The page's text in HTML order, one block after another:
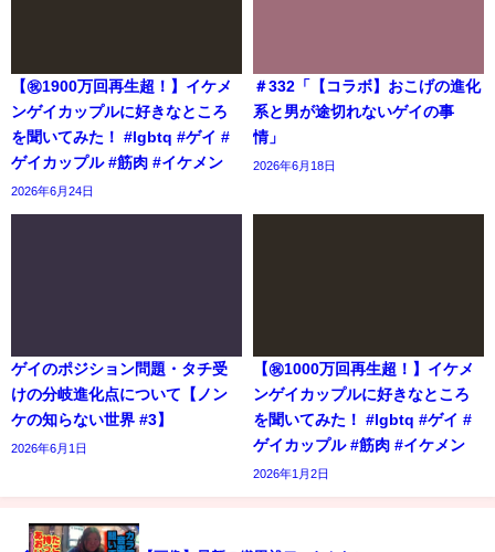
【㊗️1900万回再生超！】イケメ
ンゲイカップルに好きなところ
を聞いてみた！ #lgbtq #ゲイ #
ゲイカップル #筋肉 #イケメン
2026年6月24日
＃332「【コラボ】おこげの進化
系と男が途切れないゲイの事
情」
2026年6月18日
ゲイのポジション問題・タチ受
けの分岐進化点について【ノン
ケの知らない世界 #3】
2026年6月1日
【㊗️1000万回再生超！】イケメ
ンゲイカップルに好きなところ
を聞いてみた！ #lgbtq #ゲイ #
ゲイカップル #筋肉 #イケメン
2026年1月2日